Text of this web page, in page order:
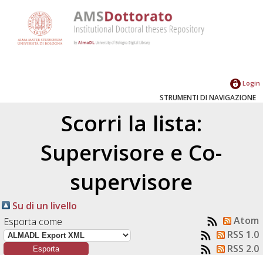
Login
STRUMENTI DI NAVIGAZIONE
Scorri la lista:
Supervisore e Co-
supervisore
Su di un livello
Esporta come
Atom
RSS 1.0
RSS 2.0